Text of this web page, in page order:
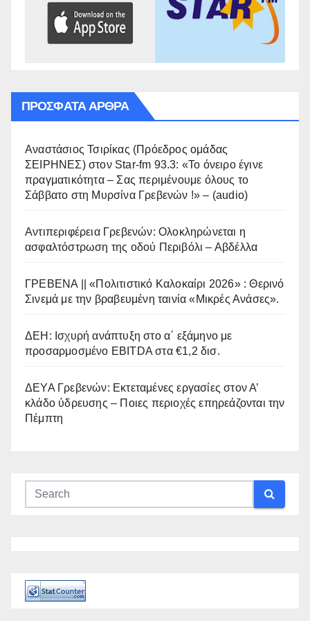
ΠΡΌΣΦΑΤΑ ΆΡΘΡΑ
Αναστάσιος Τσιρίκας (Πρόεδρος ομάδας
ΣΕΙΡΗΝΕΣ) στον Star-fm 93.3: «Το όνειρο έγινε
πραγματικότητα – Σας περιμένουμε όλους το
Σάββατο στη Μυρσίνα Γρεβενών !» – (audio)
Αντιπεριφέρεια Γρεβενών: Ολοκληρώνεται η
ασφαλτόστρωση της οδού Περιβόλι – Αβδέλλα
ΓΡΕΒΕΝΑ || «Πολιτιστικό Καλοκαίρι 2026» : Θερινό
Σινεμά με την βραβευμένη ταινία «Μικρές Ανάσες».
ΔΕΗ: Ισχυρή ανάπτυξη στο α΄ εξάμηνο με
προσαρμοσμένο EBITDA στα €1,2 δισ.
ΔΕΥΑ Γρεβενών: Εκτεταμένες εργασίες στον Α’
κλάδο ύδρευσης – Ποιες περιοχές επηρεάζονται την
Πέμπτη